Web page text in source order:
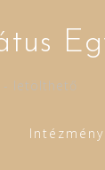
- letölthető